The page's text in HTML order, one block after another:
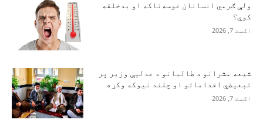
ولې ګرمي انسانان غوسه‌ناکه او بدخلقه
کوي؟
اګست 7, 2026
شیعه مشرانو د طالبانو د عدلیې وزیر پر
تبعیضي اقداماتو او چلند نیوکه وکړه
اګست 7, 2026